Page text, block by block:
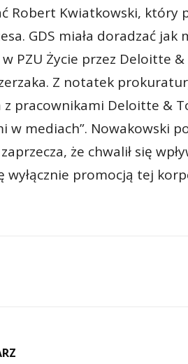
Robert Kwiatkowski, który
GDS miała doradzać
PZU Życie przez Deloitte
Z notatek
pracownikami Deloitte &
w mediach”. Nowakowski
że chwalił się
wyłącznie promocją tej